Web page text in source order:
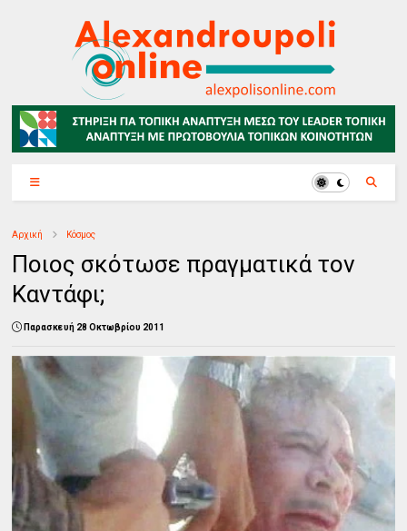
Αρχική Κόσμος
Ποιος σκότωσε πραγματικά τον
Καντάφι;
Παρασκευή 28 Οκτωβρίου 2011